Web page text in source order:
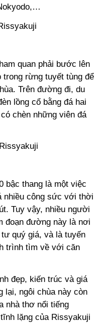
quan phải bước lên
trong rừng tuyết tùng để
Trên đường đi, du
lồng cổ bằng đá hai
chèn những viên đá
bậc thang là một việc
nhiều công sức với thời
Tuy vậy, nhiều người
đoạn đường này là nơi
quý giá, và là tuyến
trình tìm về với căn
đẹp, kiến trúc và giá
lại, ngôi chùa này còn
nhà thơ nổi tiếng
lặng của Rissyakuji